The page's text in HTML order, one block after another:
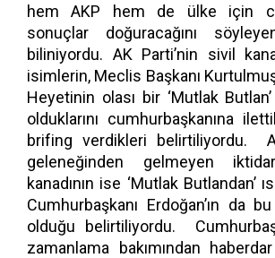
hem AKP hem de ülke için
sonuçlar doğuracağını
biliniyordu. AK Parti’nin sivil
isimlerin, Meclis Başkanı
Heyetinin olası bir ‘Mutlak Butlan’
olduklarını cumhurbaşkanına
brifing verdikleri belirtiliyordu.
geleneğinden gelmeyen
kanadının ise ‘Mutlak Butlandan’
Cumhurbaşkanı Erdoğan’ın da
olduğu belirtiliyordu.
zamanlama bakımından